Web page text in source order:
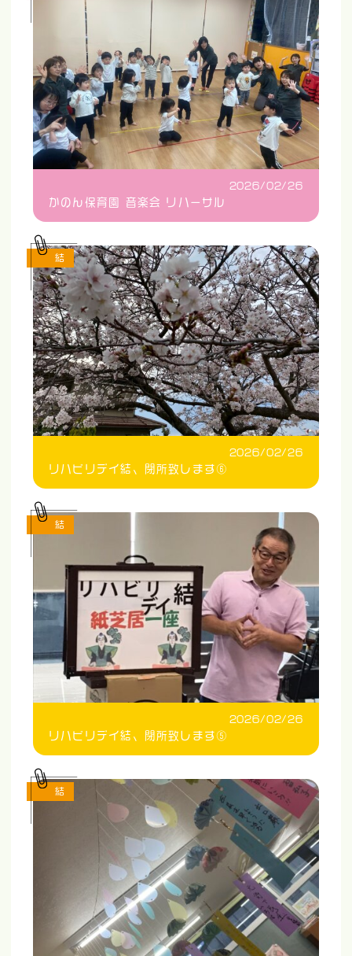
2026/02/26
かのん保育園 音楽会 リハーサル
2026/02/26
リハビリデイ結、閉所致します⑥
結
2026/02/26
リハビリデイ結、閉所致します⑤
結
結